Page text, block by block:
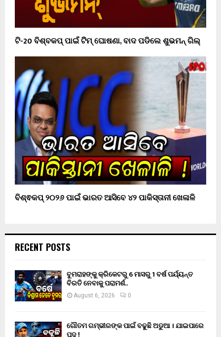
ଟି-20 ବିଶ୍ବକପ୍ ପାଇଁ ଟିିମ୍ ଘୋଷଣା, ବାଦ ପଡିଲେ ଶୁଭମନ୍ ଗିଲ୍
ବିଶ୍ଵକପ୍ ୨୦୨୬ ପାଇଁ ଭାରତ ଆସିବେ ୪୨ ପାକିସ୍ତାନୀ ଖେଳାଳି
RECENT POSTS
ବୁମରାହଙ୍କୁ କ୍ରିକେଟରୁ 6 ମାସରୁ 1 ବର୍ଷ ପର୍ଯ୍ୟନ୍ତ
ବିରତି ନେବାକୁ ପରାମର୍ଶ..
August 6, 2026 0
ଗୌତମ ଗମ୍ଭୀରଙ୍କ ପାଇଁ ବଢୁଛି ଅଡୁଆ । ଯାଇପାରେ